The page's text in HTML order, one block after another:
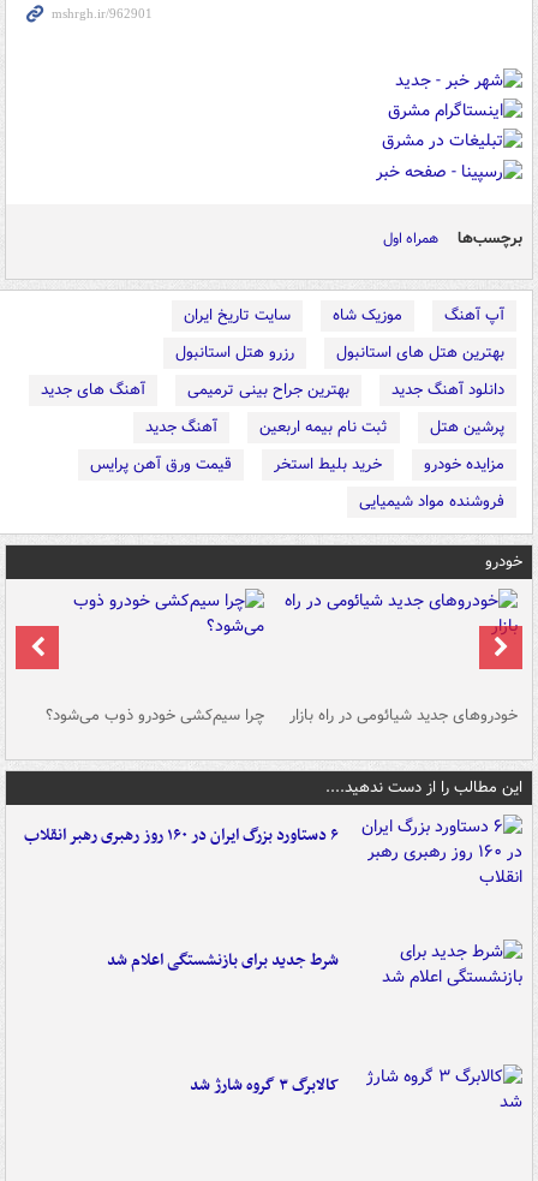
برچسب‌ها همراه اول
آپ آهنگ موزیک شاه
سایت تاریخ ایران
بهترین هتل های استانبول
رزرو هتل استانبول
دانلود آهنگ جدید
بهترین جراح بینی ترمیمی
آهنگ های جدید
پرشین هتل
ثبت نام بیمه اربعین
آهنگ جدید
مزایده خودرو
خرید بلیط استخر
قیمت ورق آهن پرایس
فروشنده مواد شیمیایی
خودرو
خودروهای جدید شیائومی در راه بازار چرا سیم‌کشی خودرو ذوب می‌شود؟
این مطالب را از دست ندهید....
۶ دستاورد بزرگ ایران در ۱۶۰ روز رهبری رهبر انقلاب
شرط جدید برای بازنشستگی اعلام شد
کالابرگ ۳ گروه شارژ شد